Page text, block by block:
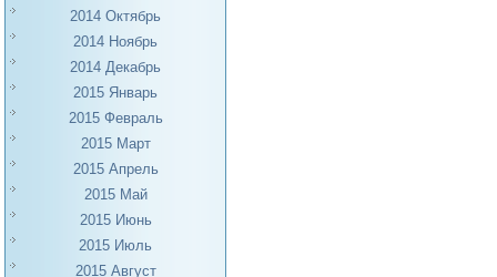
2014 Октябрь
2014 Ноябрь
2014 Декабрь
2015 Январь
2015 Февраль
2015 Март
2015 Апрель
2015 Май
2015 Июнь
2015 Июль
2015 Август